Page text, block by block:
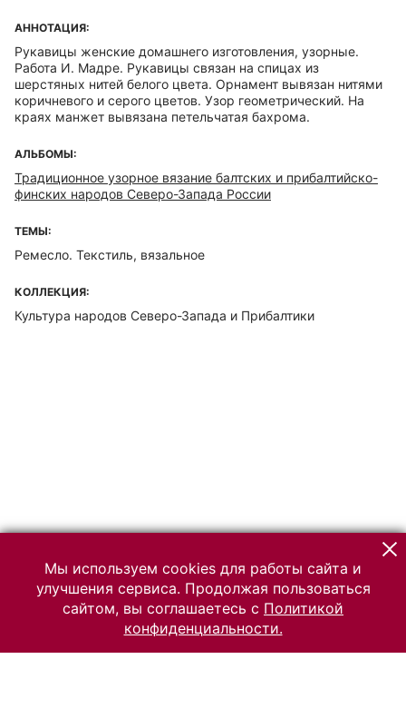
АННОТАЦИЯ:
Рукавицы женские домашнего изготовления, узорные.
Работа И. Мадре. Рукавицы связан на спицах из
шерстяных нитей белого цвета. Орнамент вывязан нитями
коричневого и серого цветов. Узор геометрический. На
краях манжет вывязана петельчатая бахрома.
АЛЬБОМЫ:
Традиционное узорное вязание балтских и прибалтийско-
финских народов Северо-Запада России
ТЕМЫ:
Ремесло. Текстиль, вязальное
КОЛЛЕКЦИЯ:
Культура народов Северо-Запада и Прибалтики
Мы используем cookies для работы сайта и
улучшения сервиса. Продолжая пользоваться
сайтом, вы соглашаетесь с Политикой
конфиденциальности.